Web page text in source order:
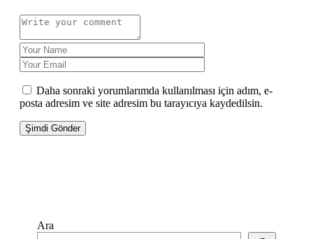
Daha sonraki yorumlarımda kullanılması için adım, e-
posta adresim ve site adresim bu tarayıcıya kaydedilsin.
Şimdi Gönder
Ara